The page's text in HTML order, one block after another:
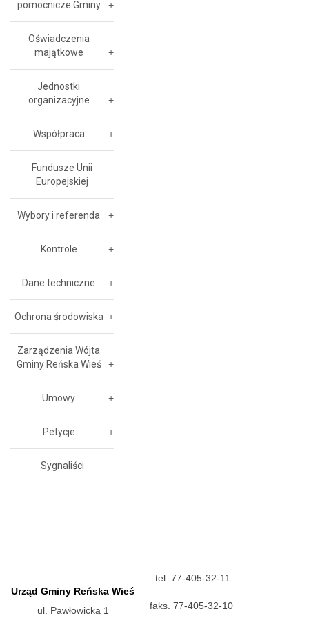
pomocnicze Gminy
Oświadczenia
majątkowe
Jednostki
organizacyjne
Współpraca
Fundusze Unii
Europejskiej
Wybory i referenda
Kontrole
Dane techniczne
Ochrona środowiska
Zarządzenia Wójta
Gminy Reńska Wieś
Umowy
Petycje
Sygnaliści
Urząd Gminy Reńska Wieś
ul. Pawłowicka 1
tel. 77-405-32-11
faks. 77-405-32-10